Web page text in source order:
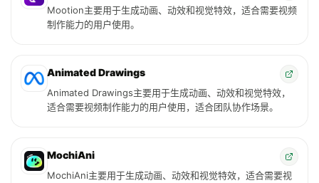
Mootion主要用于生成动画、动效和视觉特效，适合需要视频
制作能力的用户使用。
Animated Drawings
Animated Drawings主要用于生成动画、动效和视觉特效，
适合需要视频制作能力的用户使用，适合团队协作场景。
MochiAni
MochiAni主要用于生成动画、动效和视觉特效，适合需要视